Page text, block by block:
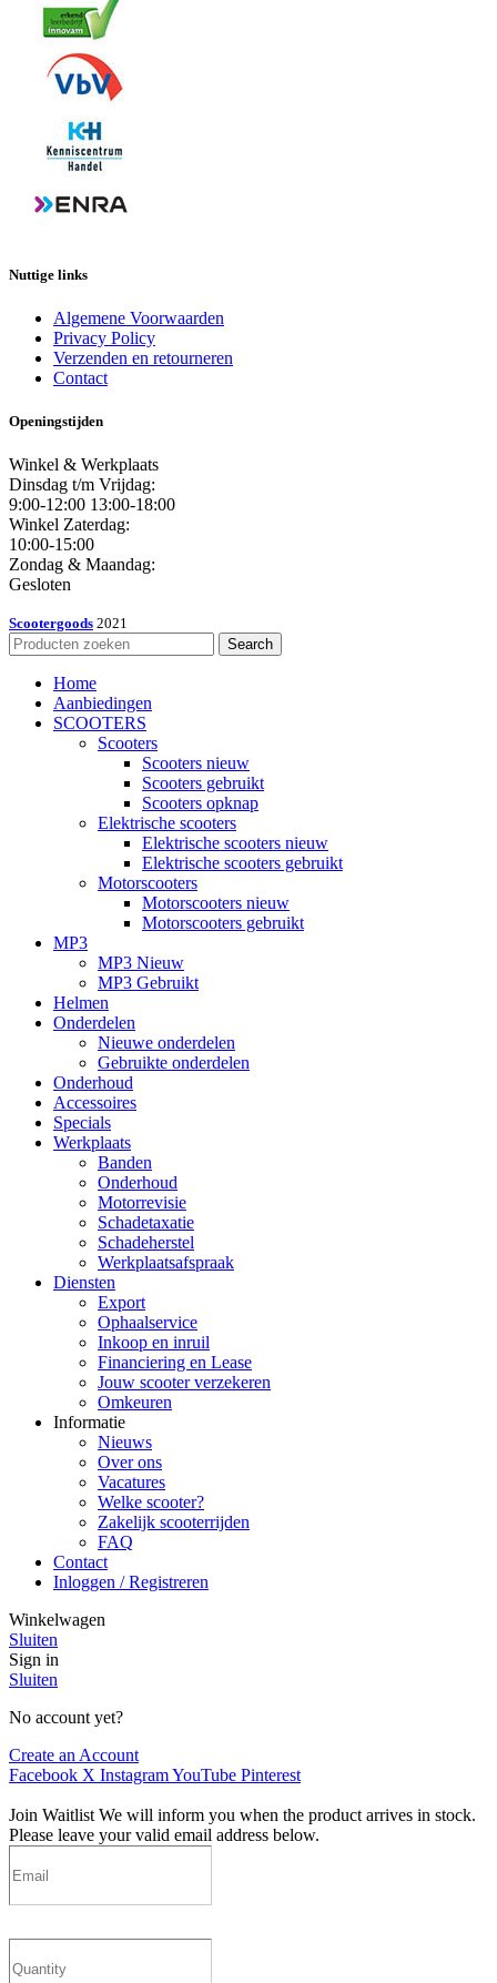
Nuttige links
Algemene Voorwaarden
Privacy Policy
Verzenden en retourneren
Contact
Openingstijden
Winkel & Werkplaats
Dinsdag t/m Vrijdag:
9:00-12:00 13:00-18:00
Winkel Zaterdag:
10:00-15:00
Zondag & Maandag:
Gesloten
Scootergoods 2021
Search
Home
Aanbiedingen
SCOOTERS
Scooters
Scooters nieuw
Scooters gebruikt
Scooters opknap
Elektrische scooters
Elektrische scooters nieuw
Elektrische scooters gebruikt
Motorscooters
Motorscooters nieuw
Motorscooters gebruikt
MP3
MP3 Nieuw
MP3 Gebruikt
Helmen
Onderdelen
Nieuwe onderdelen
Gebruikte onderdelen
Onderhoud
Accessoires
Specials
Werkplaats
Banden
Onderhoud
Motorrevisie
Schadetaxatie
Schadeherstel
Werkplaatsafspraak
Diensten
Export
Ophaalservice
Inkoop en inruil
Financiering en Lease
Jouw scooter verzekeren
Omkeuren
Informatie
Nieuws
Over ons
Vacatures
Welke scooter?
Zakelijk scooterrijden
FAQ
Contact
Inloggen / Registreren
Winkelwagen
Sluiten
Sign in
Sluiten
No account yet?
Create an Account
Facebook X InstagramYouTube Pinterest
Join Waitlist We will inform you when the product arrives in stock.
Please leave your valid email address below.